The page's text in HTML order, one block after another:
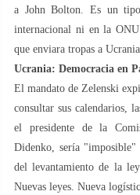
a John Bolton. Es un
internacional ni en la
que enviara tropas a
Ucrania: Democracia en
El mandato de Zelenski
consultar sus calendarios,
el presidente de la
Didenko, sería "imposible"
del levantamiento de la
Nuevas leyes. Nueva